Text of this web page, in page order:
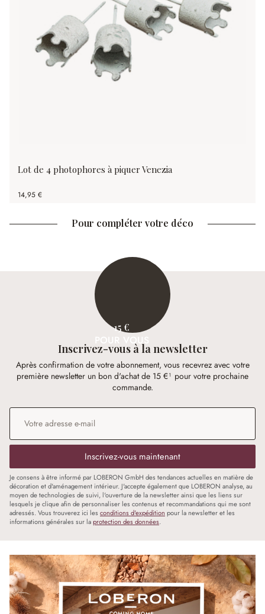
Lot de 4 photophores à piquer Venezia
14,95 €
Pour compléter votre déco
15 €
POUR VOUS
Inscrivez-vous à la newsletter
Après confirmation de votre abonnement, vous recevrez avec votre
première newsletter un bon d'achat de 15 €¹ pour votre prochaine
commande.
Adresse e-mail
Inscrivez-vous maintenant
Je consens à être informé par LOBERON GmbH des tendances actuelles en matière de
décoration et d'aménagement intérieur. J'accepte également que LOBERON analyse, au
moyen de technologies de suivi, l'ouverture de la newsletter ainsi que les liens sur
lesquels je clique afin de personnaliser les contenus et recommandations qui me sont
adressés. Vous trouverez ici les conditions d'expédition pour la newsletter et les
informations générales sur laprotection des données.